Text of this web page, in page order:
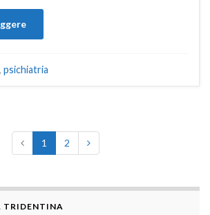
, psichiatria
1 2
TRIDENTINA